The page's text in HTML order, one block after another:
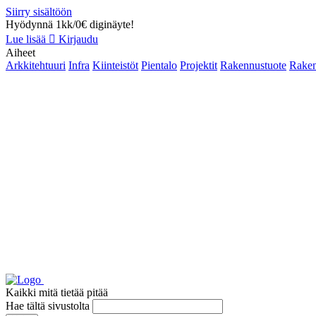
Siirry sisältöön
Hyödynnä 1kk/0€ diginäyte!
Lue lisää
Kirjaudu
Aiheet
Arkkitehtuuri Infra Kiinteistöt Pientalo Projektit Rakennustuote
Kaikki mitä tietää pitää
Hae tältä sivustolta